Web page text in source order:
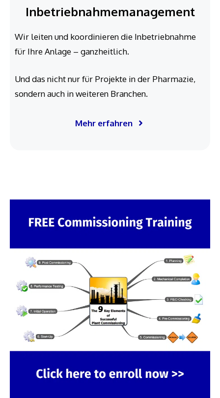
Inbetriebnahme­management
Wir leiten und koordinieren die Inbetriebnahme
für Ihre Anlage – ganzheitlich.
Und das nicht nur für Projekte in der Pharmazie,
sondern auch in weiteren Branchen.
Mehr erfahren